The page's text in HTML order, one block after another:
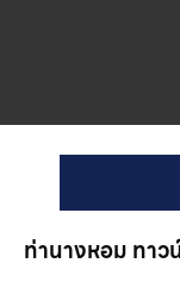
ท่านางหอม ทาว